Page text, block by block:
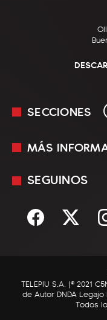
SECCIONES
En Vivo
Sociedad
C5N Autos
RatingCero
MÁS
Mediakit
Términos y
SEGUINOS
TELEPIU S.A. |© 2021
de Autor DNDA Legajo
Todos